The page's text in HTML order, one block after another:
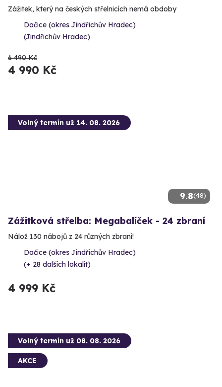
Zážitek, který na českých střelnicích nemá obdoby
Dačice (okres Jindřichův Hradec)
(Jindřichův Hradec)
6 490 Kč
4 990 Kč
9.8(48)
Volný termín už 14. 08. 2026
Zážitková střelba: Megabalíček - 24 zbraní
Nálož 130 nábojů z 24 různých zbraní!
Dačice (okres Jindřichův Hradec)
(+ 28 dalších lokalit)
4 999 Kč
Volný termín už 08. 08. 2026
AKCE